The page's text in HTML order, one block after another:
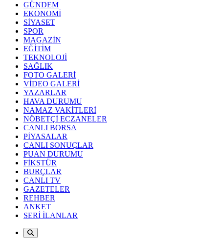
GÜNDEM
EKONOMİ
SİYASET
SPOR
MAGAZİN
EĞİTİM
TEKNOLOJİ
SAĞLIK
FOTO GALERİ
VİDEO GALERİ
YAZARLAR
HAVA DURUMU
NAMAZ VAKİTLERİ
NÖBETÇİ ECZANELER
CANLI BORSA
PİYASALAR
CANLI SONUÇLAR
PUAN DURUMU
FİKSTÜR
BURÇLAR
CANLI TV
GAZETELER
REHBER
ANKET
SERİ İLANLAR